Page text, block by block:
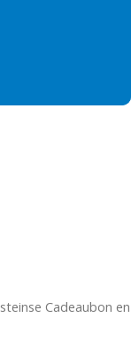
Cadeaubon en